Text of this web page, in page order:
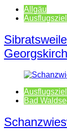
Allgäu
Bad